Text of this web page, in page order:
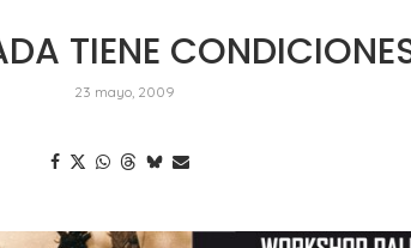
TIENE
23 mayo, 2009